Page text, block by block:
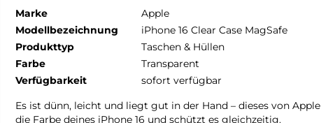
Marke
Apple
Modellbezeichnung
iPhone 16 Clear Case MagSafe
Produkttyp
Taschen & Hüllen
Farbe
Transparent
Verfügbarkeit
sofort verfügbar
Es ist dünn, leicht und liegt gut in der Hand – dieses von
die Farbe deines iPhone 16 und schützt es gleichzeitig.